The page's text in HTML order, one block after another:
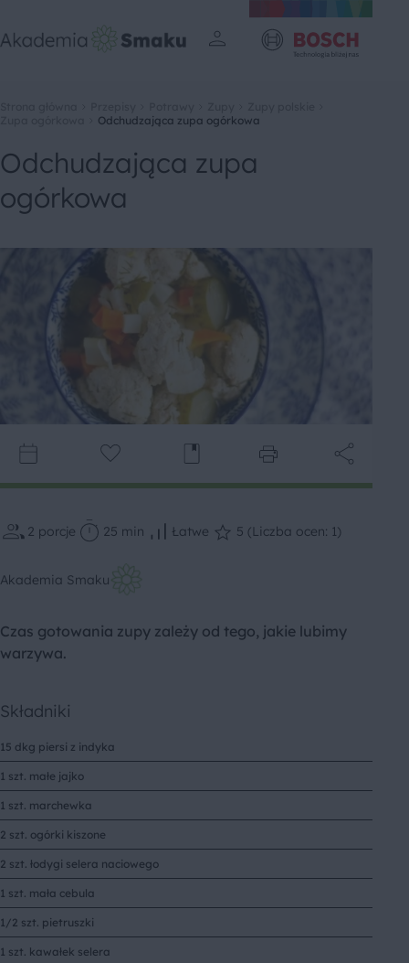
Odchudzająca zupa ogórkowa
Odchudzająca zupa
ogórkowa
2 porcje 25 min Łatwe 5 (Liczba ocen: 1)
Akademia Smaku
Czas gotowania zupy zależy od tego, jakie lubimy
warzywa.
Składniki
15 dkg piersi z indyka
1 szt. małe jajko
1 szt. marchewka
2 szt. ogórki kiszone
2 szt. łodygi selera naciowego
1 szt. mała cebula
1/2 szt. pietruszki
1 szt. kawałek selera